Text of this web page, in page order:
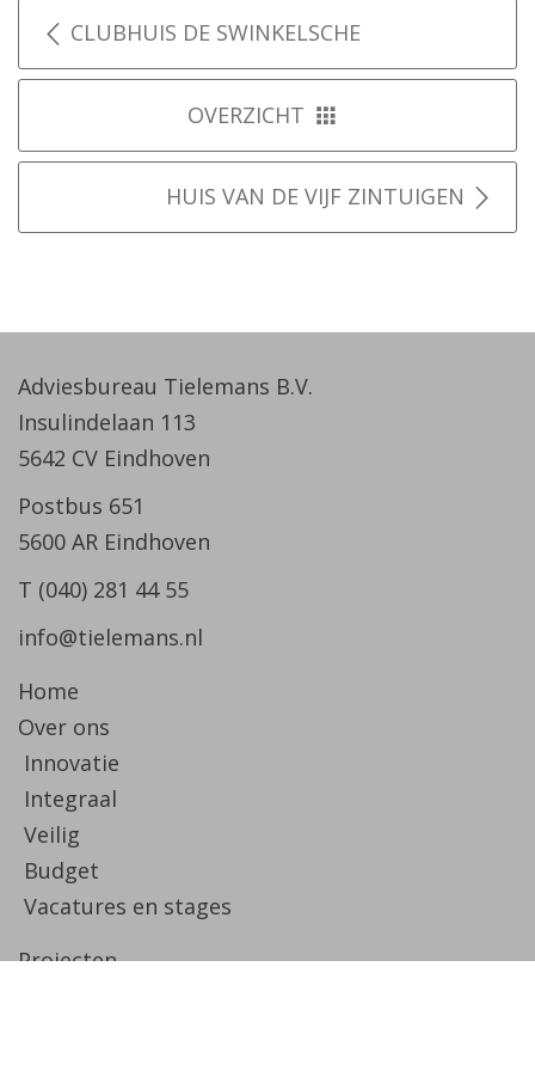
CLUBHUIS DE SWINKELSCHE
OVERZICHT
HUIS VAN DE VIJF ZINTUIGEN
Adviesbureau Tielemans B.V.
Insulindelaan 113
5642 CV Eindhoven
Postbus 651
5600 AR Eindhoven
T (040) 281 44 55
info@tielemans.nl
Home
Over ons
Innovatie
Integraal
Veilig
Budget
Vacatures en stages
Projecten